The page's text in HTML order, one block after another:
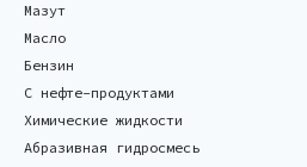
Мазут
Масло
Бензин
С нефте-продуктами
Химические жидкости
Абразивная гидросмесь